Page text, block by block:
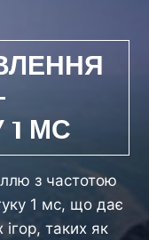
1 МС
з частотою
1 мс, що дає
таких як